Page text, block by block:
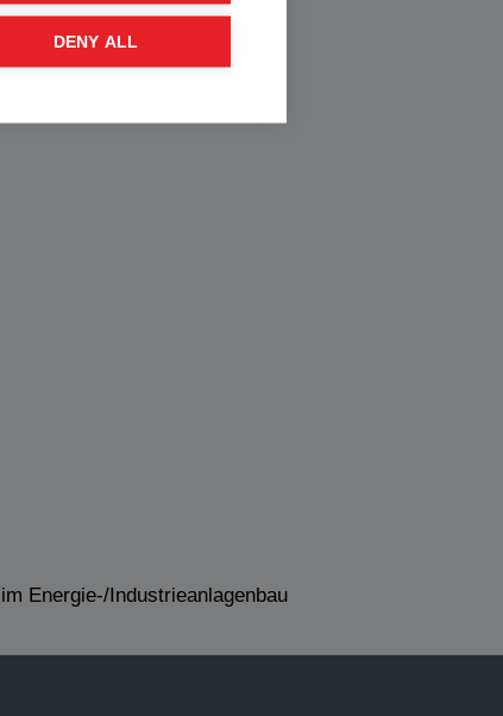
Energie-/Industrieanlagenbau
DENY ALL